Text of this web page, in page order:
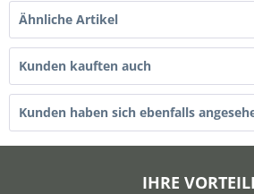
Ähnliche Artikel
Kunden kauften auch
Kunden haben sich ebenfalls
IHRE